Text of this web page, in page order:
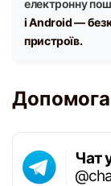
електронну
і Android —
пристроїв.
Чат